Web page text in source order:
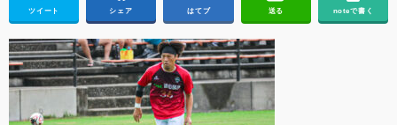
ツイート シェア はてブ 送る noteで書く